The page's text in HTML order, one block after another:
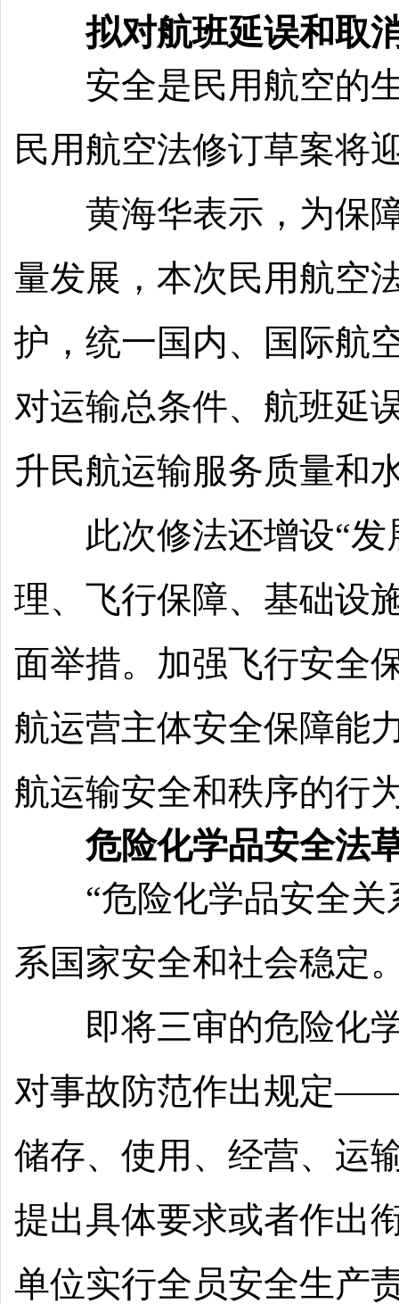
拟对航班延误和取
安全是民用航空的生
民用航空法修订草案将
黄海华表示，为保障
量发展，本次民用航空
护，统一国内、国际航
对运输总条件、航班延
升民航运输服务质量和
此次修法还增设“发
理、飞行保障、基础设
面举措。加强飞行安全
航运营主体安全保障能
航运输安全和秩序的行
危险化学品安全法
“危险化学品安全关
系国家安全和社会稳定
即将三审的危险化学
对事故防范作出规定
储存、使用、经营、运
提出具体要求或者作出
单位实行全员安全生产